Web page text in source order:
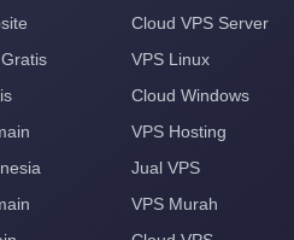
Cloud VPS Server
VPS Linux
Cloud Windows
VPS Hosting
Jual VPS
VPS Murah